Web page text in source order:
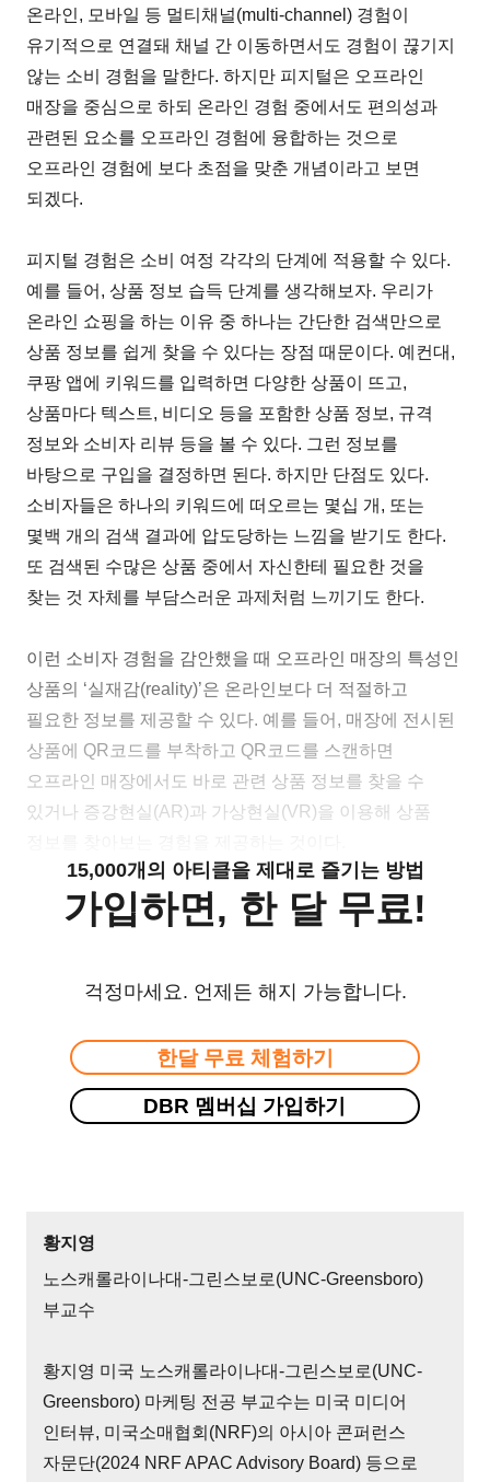
온라인, 모바일 등 멀티채널(multi-channel) 경험이
유기적으로 연결돼 채널 간 이동하면서도 경험이 끊기지
않는 소비 경험을 말한다. 하지만 피지털은 오프라인
매장을 중심으로 하되 온라인 경험 중에서도 편의성과
관련된 요소를 오프라인 경험에 융합하는 것으로
오프라인 경험에 보다 초점을 맞춘 개념이라고 보면
되겠다.
피지털 경험은 소비 여정 각각의 단계에 적용할 수 있다.
예를 들어, 상품 정보 습득 단계를 생각해보자. 우리가
온라인 쇼핑을 하는 이유 중 하나는 간단한 검색만으로
상품 정보를 쉽게 찾을 수 있다는 장점 때문이다. 예컨대,
쿠팡 앱에 키워드를 입력하면 다양한 상품이 뜨고,
상품마다 텍스트, 비디오 등을 포함한 상품 정보, 규격
정보와 소비자 리뷰 등을 볼 수 있다. 그런 정보를
바탕으로 구입을 결정하면 된다. 하지만 단점도 있다.
소비자들은 하나의 키워드에 떠오르는 몇십 개, 또는
몇백 개의 검색 결과에 압도당하는 느낌을 받기도 한다.
또 검색된 수많은 상품 중에서 자신한테 필요한 것을
찾는 것 자체를 부담스러운 과제처럼 느끼기도 한다.
이런 소비자 경험을 감안했을 때 오프라인 매장의 특성인
상품의 ‘실재감(reality)’은 온라인보다 더 적절하고
필요한 정보를 제공할 수 있다. 예를 들어, 매장에 전시된
상품에 QR코드를 부착하고 QR코드를 스캔하면
오프라인 매장에서도 바로 관련 상품 정보를 찾을 수
있거나 증강현실(AR)과 가상현실(VR)을 이용해 상품
15,000개의 아티클을 제대로 즐기는 방법
가입하면, 한 달 무료!
걱정마세요. 언제든 해지 가능합니다.
한달 무료 체험하기
DBR 멤버십 가입하기
황지영
노스캐롤라이나대-그린스보로(UNC-Greensboro)
부교수
황지영 미국 노스캐롤라이나대-그린스보로(UNC-
Greensboro) 마케팅 전공 부교수는 미국 미디어
인터뷰, 미국소매협회(NRF)의 아시아 콘퍼런스
자문단(2024 NRF APAC Advisory Board) 등으로